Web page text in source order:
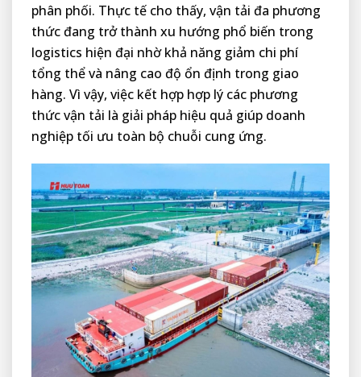
phân phối. Thực tế cho thấy, vận tải đa phương
thức đang trở thành xu hướng phổ biến trong
logistics hiện đại nhờ khả năng giảm chi phí
tổng thể và nâng cao độ ổn định trong giao
hàng. Vì vậy, việc kết hợp hợp lý các phương
thức vận tải là giải pháp hiệu quả giúp doanh
nghiệp tối ưu toàn bộ chuỗi cung ứng.